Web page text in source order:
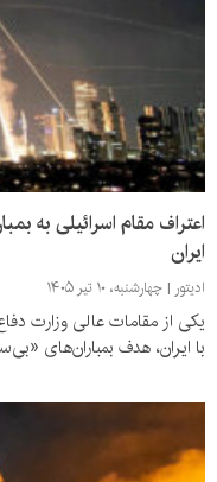
اعتراف مقام اسرائیلی به
ایران
ادیتور چهارشنبه، ۱۰ تیر ۱۴۰۵
یکی از مقامات عالی وزارت
با ایران، هدف بمباران‌های